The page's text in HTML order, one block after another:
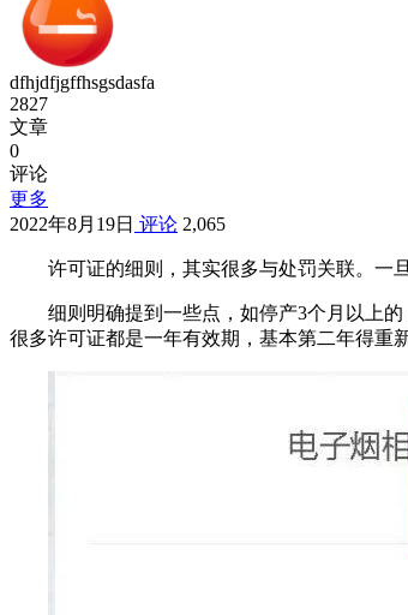
dfhjdfjgffhsgsdasfa
2827
文章
0
评论
更多
2022年8月19日 评论 2,065
许可证的细则，其实很多与处罚关联。一
细则明确提到一些点，如停产3个月以上
很多许可证都是一年有效期，基本第二年得重